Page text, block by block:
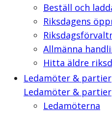
Beställ och
Riksdagens
Allmänna
Hitta äldre
Ledamöter & partier
Ledamöter & partier
Ledamöterna